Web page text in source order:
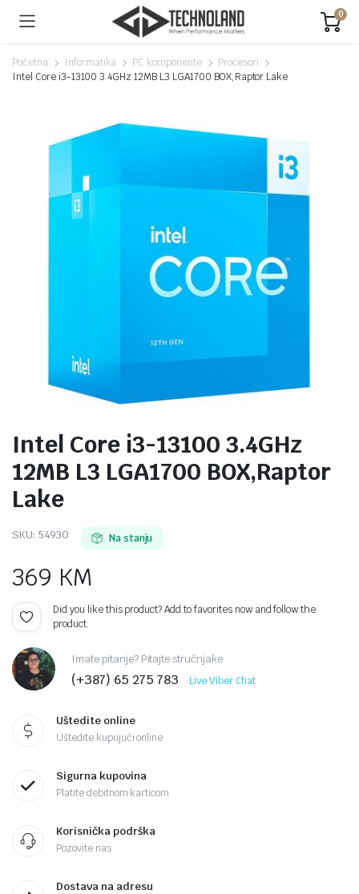
0
Početna Informatika PC komponente
Procesori
Intel Core i3-13100 3.4GHz 12MB L3 LGA1700 BOX,Raptor Lake
Intel Core i3-13100 3.4GHz
12MB L3 LGA1700 BOX,Raptor
Lake
SKU: 54930 Na stanju
369 KM
Did you like this product? Add to favorites now and follow the
product.
Imate pitanje? Pitajte stručnjake
(+387) 65 275 783 Live Viber Chat
Uštedite online
Uštedite kupujući online
Sigurna kupovina
Platite debitnom karticom
Korisnička podrška
Pozovite nas
Dostava na adresu